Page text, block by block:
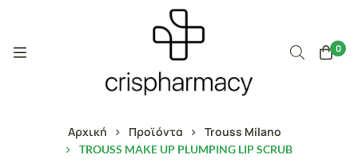
0
Αρχική Προϊόντα Trouss Milano
TROUSS MAKE UP PLUMPING LIP SCRUB